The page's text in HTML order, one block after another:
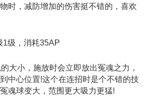
时，减防增加的伤害挺不错的，喜欢
，消耗35AP
小，施放时会立即放出冤魂之力，
中心位置!这个在连招时是个不错的技
魂球变大，范围更大吸力更猛!